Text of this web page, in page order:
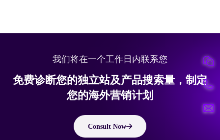
我们将在一个工作日内联系您
免费诊断您的独立站及产品搜索量，制定
您的海外营销计划
Consult Now